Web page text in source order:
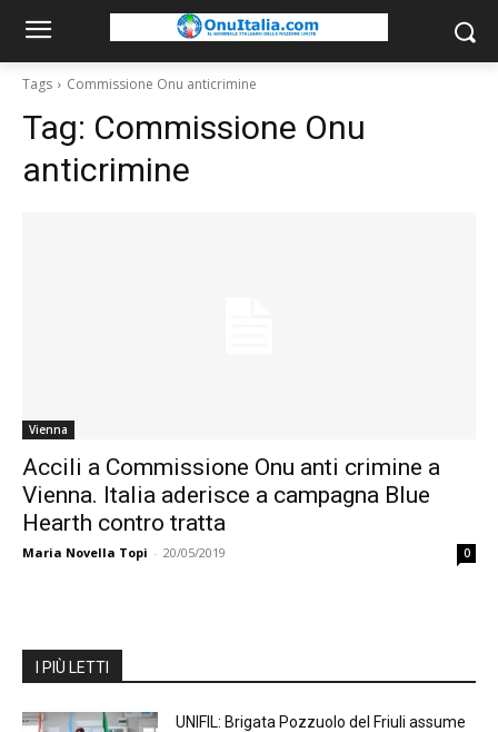
Tags Commissione Onu anticrimine
Tag: Commissione Onu
anticrimine
Vienna
Accili a Commissione Onu anti crimine a
Vienna. Italia aderisce a campagna Blue
Hearth contro tratta
Maria Novella Topi - 20/05/2019 0
I PIÙ LETTI
UNIFIL: Brigata Pozzuolo del Friuli assume